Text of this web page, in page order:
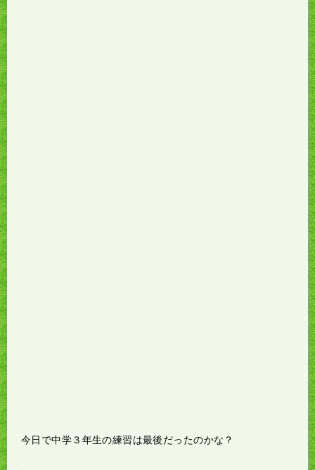
今日で中学３年生の練習は最後だったのかな？